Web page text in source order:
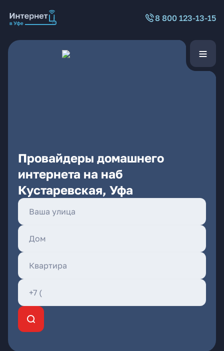
8 800 123-13-15
Провайдеры домашнего
интернета на наб
Кустаревская, Уфа